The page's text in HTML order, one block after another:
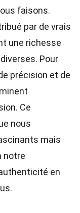
faisons.
par de vrais
une richesse
Pour
précision et de
Ce
nous
mais
notre
en